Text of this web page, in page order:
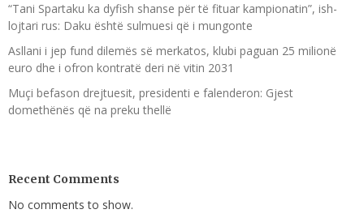
“Tani Spartaku ka dyfish shanse për të fituar kampionatin”, ish-
lojtari rus: Daku është sulmuesi që i mungonte
Asllani i jep fund dilemës së merkatos, klubi paguan 25 milionë
euro dhe i ofron kontratë deri në vitin 2031
Muçi befason drejtuesit, presidenti e falenderon: Gjest
domethënës që na preku thellë
Recent Comments
No comments to show.